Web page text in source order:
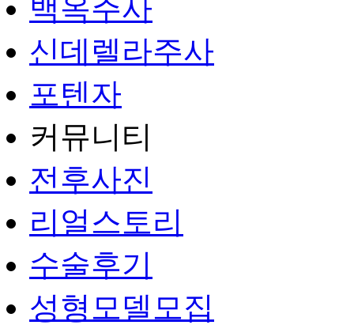
백옥주사
신데렐라주사
포텐자
커뮤니티
전후사진
리얼스토리
수술후기
성형모델모집